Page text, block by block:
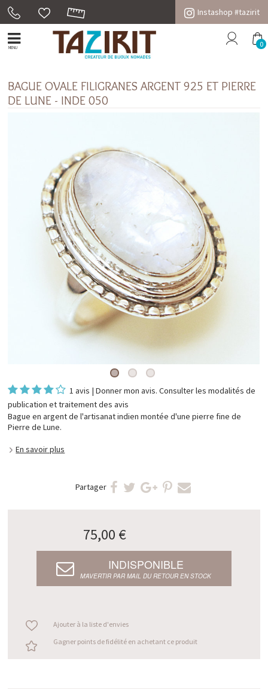
Instashop #tazirit
MENU 0
BAGUE OVALE FILIGRANES ARGENT 925 ET PIERRE
DE LUNE - INDE 050
1 avis |Donner mon avis. Consulter lesmodalités de
publication et traitement des avis
Bague en argent de l'artisanat indien montée d'une pierre fine de
Pierre de Lune.
En savoir plus
Partager
75,00 €
INDISPONIBLE
M’AVERTIR PAR MAIL DU RETOUR EN STOCK
Ajouter à la liste d'envies
Gagner points de fidélité en achetant ce produit